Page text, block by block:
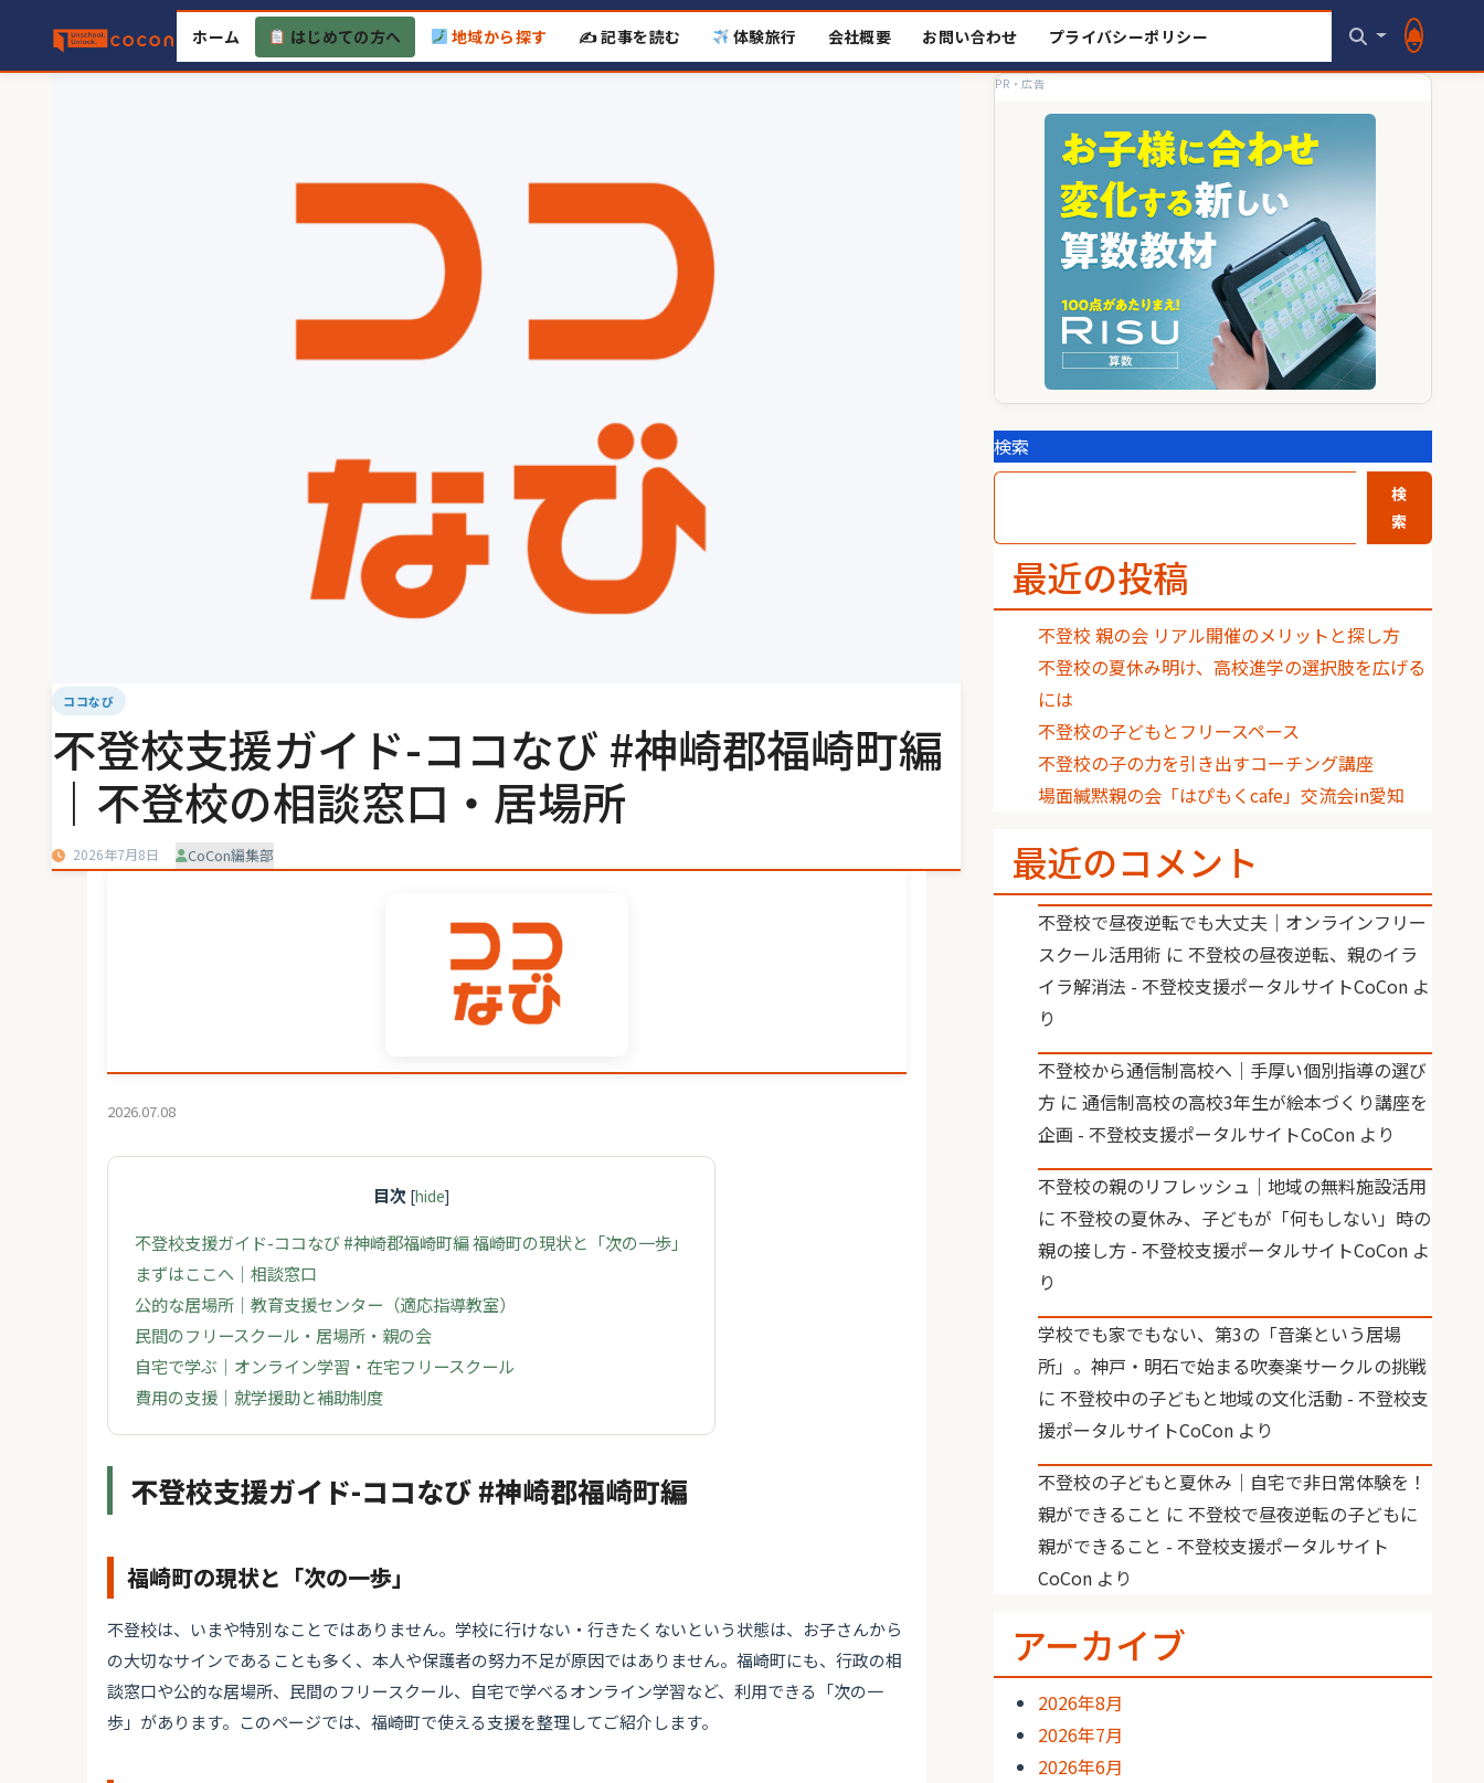
content
ホーム はじめての方へ 地域から探す ✍️ 記事を読む 体験旅行 会社概要 お問い合わせ プライバシーポリシー
ココなび
不登校支援ガイド-ココなび #神崎郡福崎町編
｜不登校の相談窓口・居場所
2026年7月8日 CoCon編集部
2026.07.08
目次 [hide]
不登校支援ガイド-ココなび #神崎郡福崎町編 福崎町の現状と「次の一歩」
まずはここへ｜相談窓口
公的な居場所｜教育支援センター（適応指導教室）
民間のフリースクール・居場所・親の会
自宅で学ぶ｜オンライン学習・在宅フリースクール
費用の支援｜就学援助と補助制度
不登校支援ガイド-ココなび #神崎郡福崎町編
福崎町の現状と「次の一歩」
不登校は、いまや特別なことではありません。学校に行けない・行きたくないという状態は、お子さんから
の大切なサインであることも多く、本人や保護者の努力不足が原因ではありません。福崎町にも、行政の相
談窓口や公的な居場所、民間のフリースクール、自宅で学べるオンライン学習など、利用できる「次の一
歩」があります。このページでは、福崎町で使える支援を整理してご紹介します。
PR・広告
検索
検
索
最近の投稿
不登校 親の会 リアル開催のメリットと探し方
不登校の夏休み明け、高校進学の選択肢を広げる
には
不登校の子どもとフリースペース
不登校の子の力を引き出すコーチング講座
場面緘黙親の会「はぴもくcafe」交流会in愛知
最近のコメント
不登校で昼夜逆転でも大丈夫｜オンラインフリー
スクール活用術 に 不登校の昼夜逆転、親のイラ
イラ解消法 - 不登校支援ポータルサイトCoCon よ
り
不登校から通信制高校へ｜手厚い個別指導の選び
方 に通信制高校の高校3年生が絵本づくり講座を
企画 - 不登校支援ポータルサイトCoCon より
不登校の親のリフレッシュ｜地域の無料施設活用
に 不登校の夏休み、子どもが「何もしない」時の
親の接し方 - 不登校支援ポータルサイトCoCon よ
り
学校でも家でもない、第3の「音楽という居場
所」。神戸・明石で始まる吹奏楽サークルの挑戦
に 不登校中の子どもと地域の文化活動 - 不登校支
援ポータルサイトCoCon より
不登校の子どもと夏休み｜自宅で非日常体験を！
親ができること に 不登校で昼夜逆転の子どもに
親ができること - 不登校支援ポータルサイト
CoCon より
アーカイブ
2026年8月
2026年7月
2026年6月